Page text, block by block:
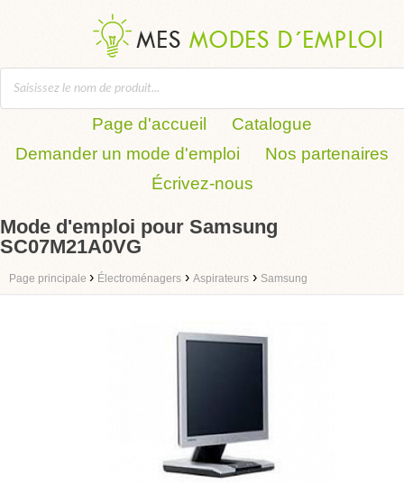
Page d'accueil
Catalogue
Demander un mode d'emploi
Nos partenaires
Écrivez-nous
Mode d'emploi pour Samsung
SC07M21A0VG
Page principale › Électroménagers › Aspirateurs › Samsung